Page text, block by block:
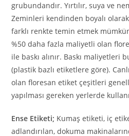
grubundandır. Yırtılır, suya ve
Zeminleri kendinden boyalı
farklı renkte temin etmek
%50 daha fazla maliyetli olan
ile baskı alınır. Baskı maliyetleri
(plastik bazlı etiketlere göre).
olan floresan etiket çeşitleri
yapılması gereken yerlerde
Ense Etiketi; Kumaş etiketi, iç
adlandırılan, dokuma